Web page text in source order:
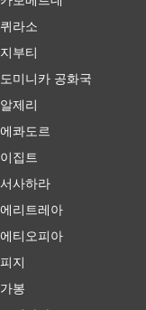
퀴라소
지부티
도미니카 공화국
알제리
에콰도르
이집트
서사하라
에리트레아
에티오피아
피지
가봉